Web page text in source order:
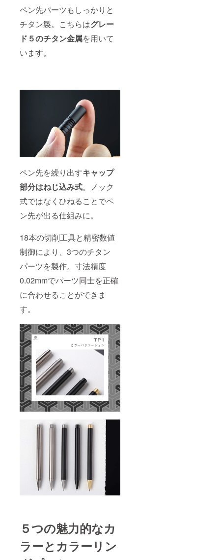
ペン先パーツもしっかりと
チタン製。こちらはグレー
ド５のチタン金属を用いて
います。
ペン先を繰り出すキャップ
部分はねじ込み式。ノック
式ではなくひねることでペ
ン先が出る仕組みに。
18本の切削工具と精密数値
制御により、3つのチタン
パーツを製作。寸法精度
0.02mmでパーツ同士を正確
に合わせることができま
す。
５つの魅力的なカ
ラーとカラーリン